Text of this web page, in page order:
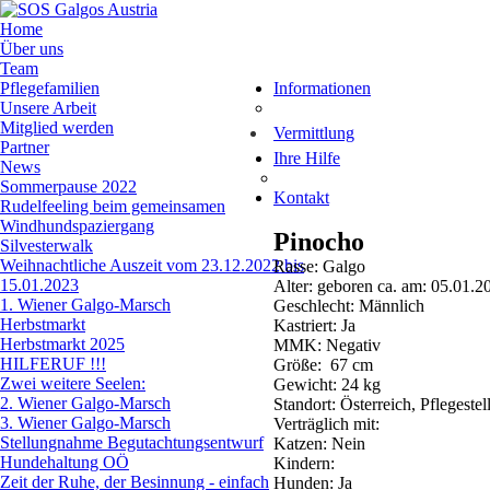
Home
Über uns
Team
Pflegefamilien
Unsere Arbeit
Mitglied werden
Partner
News
Sommerpause 2022
Rudelfeeling beim gemeinsamen
Windhundspaziergang
Silvesterwalk
Weihnachtliche Auszeit vom 23.12.2022 bis
15.01.2023
1. Wiener Galgo-Marsch
Herbstmarkt
Herbstmarkt 2025
HILFERUF !!!
Zwei weitere Seelen:
2. Wiener Galgo-Marsch
3. Wiener Galgo-Marsch
Stellungnahme Begutachtungsentwurf
Hundehaltung OÖ
Zeit der Ruhe, der Besinnung - einfach
Informationen
Vermittlung
Ihre Hilfe
Kontakt
Pinocho
Rasse: Galgo
Alter: geboren ca. am:
Geschlecht: Männlich
Kastriert: Ja
MMK: Negativ
Größe: 67 cm
Gewicht: 24 kg
Standort: Österreich,
Verträglich mit:
Katzen: Nein
Kindern:
Hunden: Ja